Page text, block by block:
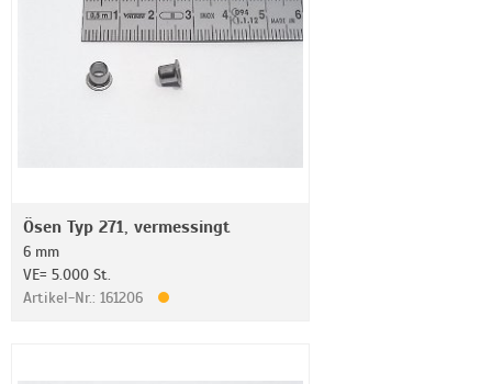
Ösen Typ 271, vermessingt
6 mm
VE= 5.000 St.
Artikel-Nr.: 161206